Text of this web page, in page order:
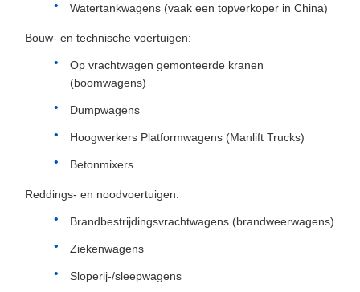
Watertankwagens (vaak een topverkoper in China)
Bouw- en technische voertuigen:
Op vrachtwagen gemonteerde kranen
(boomwagens)
Dumpwagens
Hoogwerkers Platformwagens (Manlift Trucks)
Betonmixers
Reddings- en noodvoertuigen:
Brandbestrijdingsvrachtwagens (brandweerwagens)
Ziekenwagens
Sloperij-/sleepwagens